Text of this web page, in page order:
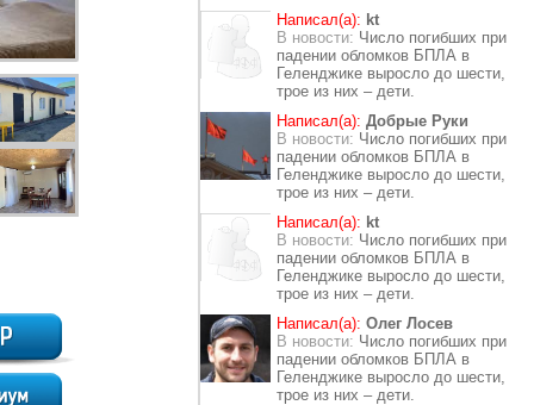
Написал(а): kt
В новости: Число погибших при
падении обломков БПЛА в
Геленджике выросло до шести,
трое из них – дети.
Написал(а): Добрые Руки
В новости: Число погибших при
падении обломков БПЛА в
Геленджике выросло до шести,
трое из них – дети.
Написал(а): kt
В новости: Число погибших при
падении обломков БПЛА в
Геленджике выросло до шести,
трое из них – дети.
Написал(а): Олег Лосев
В новости: Число погибших при
падении обломков БПЛА в
Геленджике выросло до шести,
трое из них – дети.